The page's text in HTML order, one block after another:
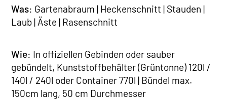
Was: Gartenabraum | Heckenschnitt | Stauden |
Laub | Äste | Rasenschnitt
Wie: In offiziellen Gebinden oder sauber
gebündelt, Kunststoffbehälter (Grüntonne) 120l /
140l / 240l oder Container 770l | Bündel max.
150cm lang, 50 cm Durchmesser